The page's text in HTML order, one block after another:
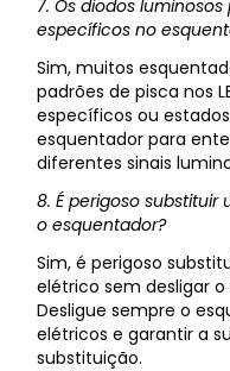
7. Os diodos
específicos no
Sim, muitos
padrões de pisca nos
específicos ou
esquentador para
diferentes sinais
8. É perigoso
o esquentador?
Sim, é perigoso
elétrico sem desligar
Desligue sempre o
elétricos e garantir a
substituição.